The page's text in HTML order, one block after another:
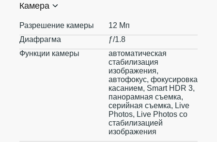
Камера
Разрешение камеры
12 Мп
Диафрагма
ƒ/1.8
Функции камеры
автоматическая
стабилизация
изображения,
автофокус, фокусировка
касанием, Smart HDR 3,
панорамная съемка,
серийная съемка, Live
Photos, Live Photos со
стабилизацией
изображения